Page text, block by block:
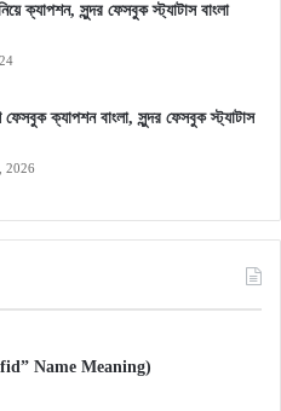
ক্যাপশন, সুন্দর ফেসবুক স্ট্যাটাস বাংলা
ক্যাপশন বাংলা, সুন্দর ফেসবুক স্ট্যাটাস
2026
Name Meaning)